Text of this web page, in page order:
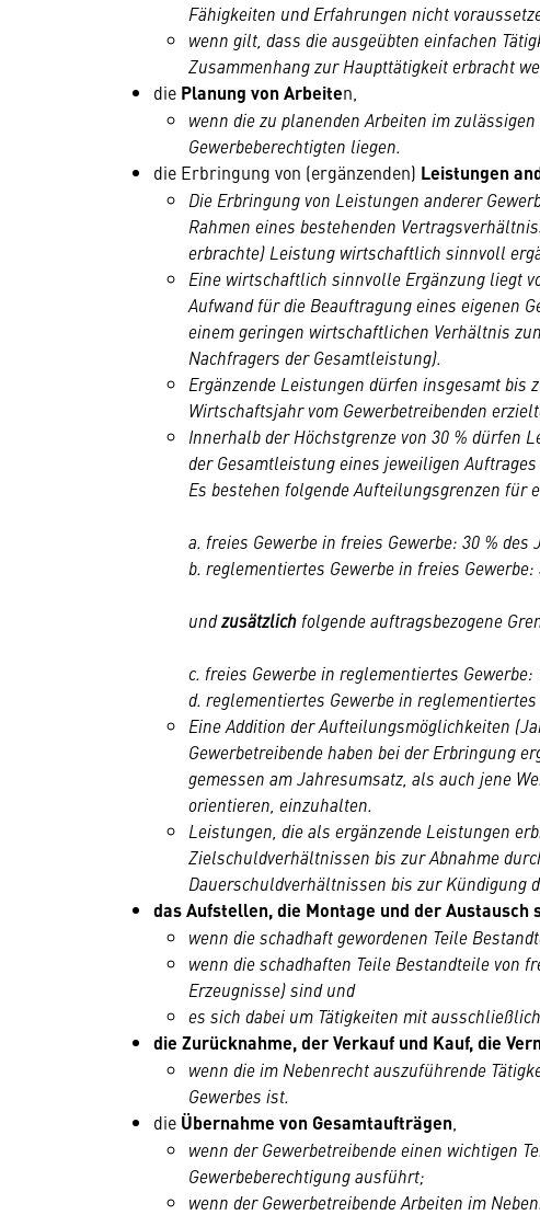
Fähigkeiten und Erfahrungen nicht
wenn gilt, dass die ausgeübten einfachen
Zusammenhang zur Haupttätigkeit erbracht
die Planung von Arbeiten,
wenn die zu planenden Arbeiten im
Gewerbeberechtigten liegen.
die Erbringung von (ergänzenden) Leistungen
Die Erbringung von Leistungen anderer
Rahmen eines bestehenden
erbrachte) Leistung wirtschaftlich sinnvoll
Eine wirtschaftlich sinnvolle Ergänzung liegt
Aufwand für die Beauftragung eines eigenen
einem geringen wirtschaftlichen Verhältnis
Nachfragers der Gesamtleistung).
Ergänzende Leistungen dürfen insgesamt bis
Wirtschaftsjahr vom Gewerbetreibenden
Innerhalb der Höchstgrenze von 30 % dürfen
der Gesamtleistung eines jeweiligen
Es bestehen folgende Aufteilungsgrenzen für
a. freies Gewerbe in freies Gewerbe: 30 %
b. reglementiertes Gewerbe in freies
undzusätzlich folgende auftragsbezogene
c. freies Gewerbe in reglementiertes
d. reglementiertes Gewerbe in
Eine Addition der Aufteilungsmöglichkeiten
Gewerbetreibende haben bei der Erbringung
gemessen am Jahresumsatz, als auch jene
orientieren, einzuhalten.
Leistungen, die als ergänzende Leistungen
Zielschuldverhältnissen bis zur Abnahme
Dauerschuldverhältnissen bis zur Kündigung
das Aufstellen, die Montage und der
wenn die schadhaft gewordenen Teile
wenn die schadhaften Teile Bestandteile von
Erzeugnisse) sind und
es sich dabei um Tätigkeiten mit
die Zurücknahme, der Verkauf und Kauf, die
wenn die im Nebenrecht auszuführende
Gewerbes ist.
die Übernahme von Gesamtaufträgen
wenn der Gewerbetreibende einen wichtigen
Gewerbeberechtigung ausführt;
wenn der Gewerbetreibende Arbeiten im